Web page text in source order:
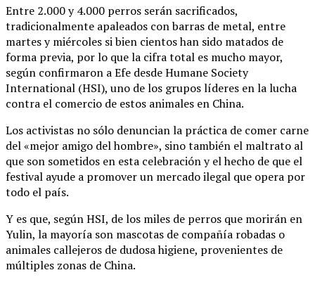
Entre 2.000 y 4.000 perros serán sacrificados,
tradicionalmente apaleados con barras de metal, entre
martes y miércoles si bien cientos han sido matados de
forma previa, por lo que la cifra total es mucho mayor,
según confirmaron a Efe desde Humane Society
International (HSI), uno de los grupos líderes en la lucha
contra el comercio de estos animales en China.
Los activistas no sólo denuncian la práctica de comer carne
del «mejor amigo del hombre», sino también el maltrato al
que son sometidos en esta celebración y el hecho de que el
festival ayude a promover un mercado ilegal que opera por
todo el país.
Y es que, según HSI, de los miles de perros que morirán en
Yulin, la mayoría son mascotas de compañía robadas o
animales callejeros de dudosa higiene, provenientes de
múltiples zonas de China.